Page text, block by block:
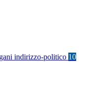
indirizzo-politico 10